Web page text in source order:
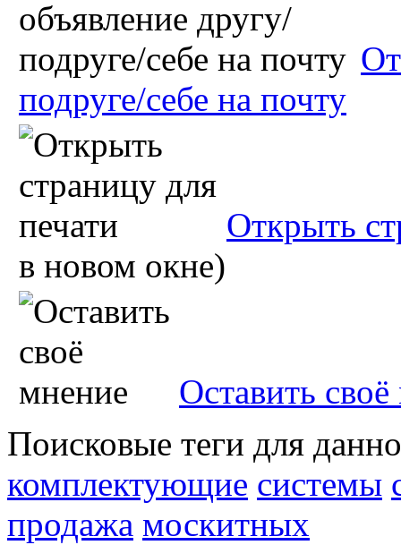
подруге/себе на почту
Открыть
в новом окне)
Оставить
Поисковые теги для
комплектующие системы
продажа москитных